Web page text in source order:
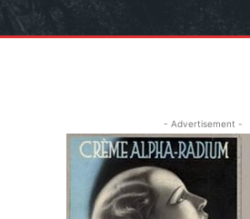
- Advertisement -